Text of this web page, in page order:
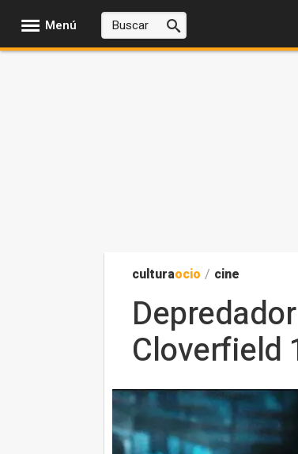
Menú
culturaocio / cine
Cloverfield